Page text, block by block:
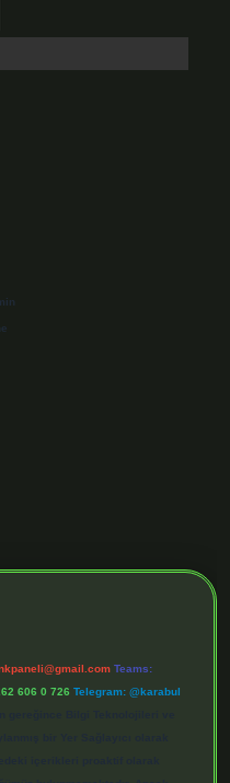
Teams:
606 0 726 Telegram: @karabul